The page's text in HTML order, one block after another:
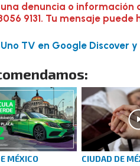
una denuncia o información
9131. Tu mensaje
TV en Google Discover
MÉXICO
CIUDAD DE